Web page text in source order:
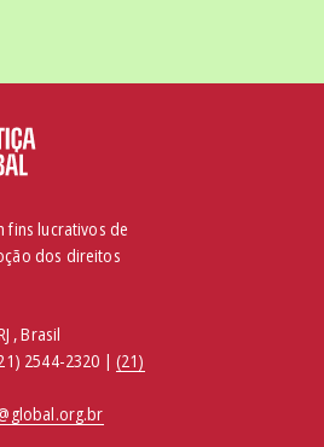
fins lucrativos de
dos direitos
, Brasil
2544-2320 | (21)